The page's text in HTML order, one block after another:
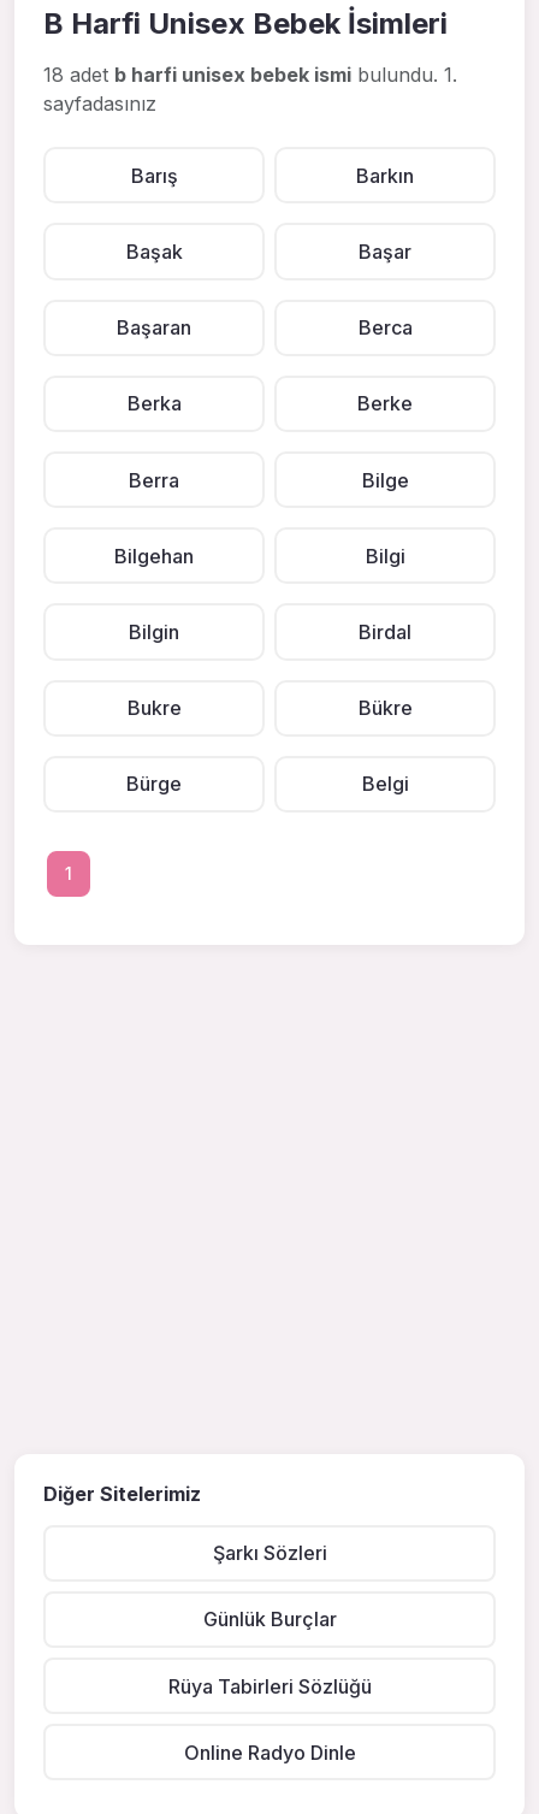
B Harfi Unisex Bebek İsimleri
18 adet b harfi unisex bebek ismi bulundu. 1.
sayfadasınız
Barış Barkın
Başak Başar
Başaran Berca
Berka Berke
Berra Bilge
Bilgehan Bilgi
Bilgin Birdal
Bukre Bükre
Bürge Belgi
1
Diğer Sitelerimiz
Şarkı Sözleri
Günlük Burçlar
Rüya Tabirleri Sözlüğü
Online Radyo Dinle